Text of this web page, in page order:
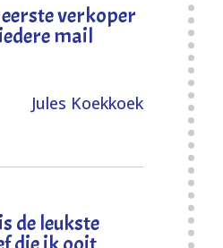
eerste verkoper
mail
Jules Koekkoek
de leukste